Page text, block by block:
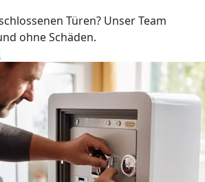
Türen? Unser Team
ohne Schäden.